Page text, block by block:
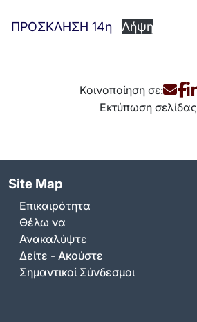
ΠΡΟΣΚΛΗΣΗ 14η Λήψη
Κοινοποίηση σε:
Εκτύπωση σελίδας
Site Map
Επικαιρότητα
Θέλω να
Ανακαλύψτε
Δείτε - Ακούστε
Σημαντικοί Σύνδεσμοι